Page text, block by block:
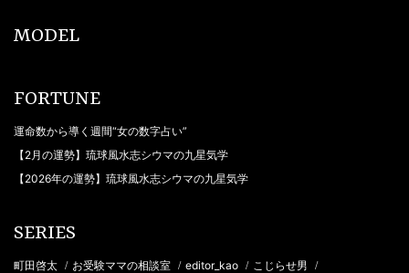
MODEL
FORTUNE
運命数から導く週間“女の数字占い”
【2月の運勢】琉球風水志シウマの九星気学
【2026年の運勢】琉球風水志シウマの九星気学
SERIES
町田啓太 / お受験ママの相談室 / editor_kao / こじらせ男 /